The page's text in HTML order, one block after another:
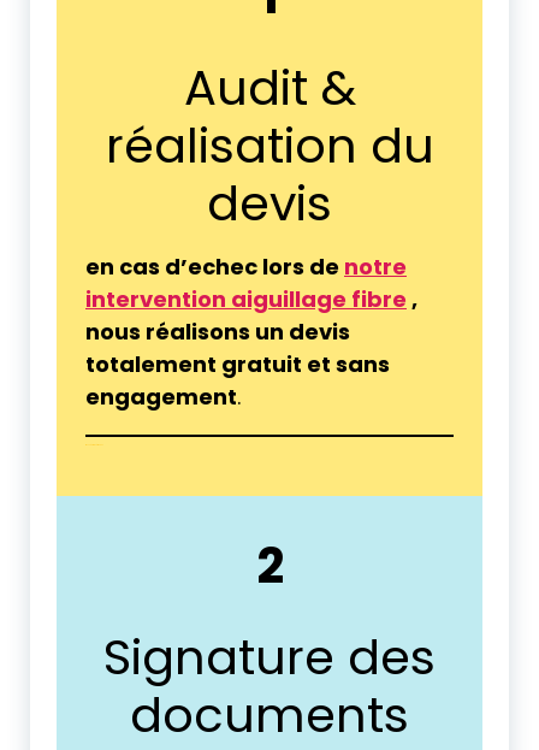
Audit &
réalisation du
devis
en cas d’echec lors de notre
intervention aiguillage fibre ,
nous réalisons un devis
totalement gratuit et sans
engagement.
2
Signature des
documents